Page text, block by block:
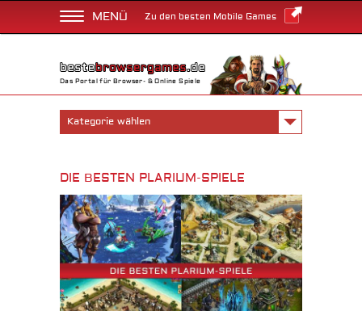
MENÜ Zu den besten Mobile Games
Das Portal für Browser- & Online Spiele
Kategorie wählen
DIE BESTEN PLARIUM-SPIELE